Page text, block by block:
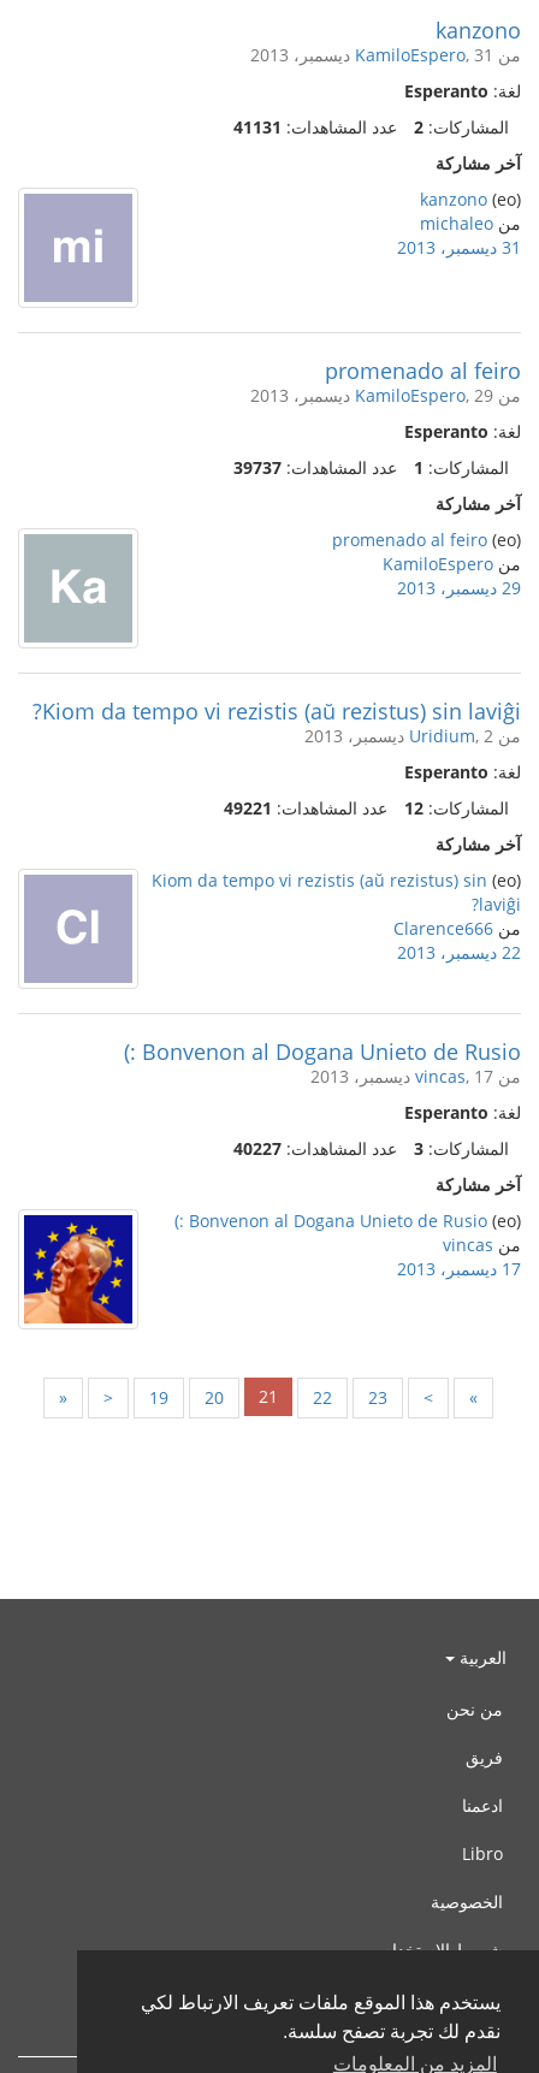
يستخدم هذا الموقع ملفات تعريف الارتباط لكي
نقدم لك تجربة تصفح سلسة.
المزيد من المعلومات
kanzono
من KamiloEspero, 31 ديسمبر، 2013
لغة: Esperanto
المشاركات: 2 عدد المشاهدات: 41131
آخر مشاركة
(eo)
kanzono
من michaleo
31 ديسمبر، 2013
promenado al feiro
من KamiloEspero, 29 ديسمبر، 2013
لغة: Esperanto
المشاركات: 1 عدد المشاهدات: 39737
آخر مشاركة
(eo)
promenado al feiro
من KamiloEspero
29 ديسمبر، 2013
Kiom da tempo vi rezistis (aŭ rezistus) sin laviĝi?
من Uridium, 2 ديسمبر، 2013
لغة: Esperanto
المشاركات: 12 عدد المشاهدات: 49221
آخر مشاركة
(eo)
Kiom da tempo vi rezistis (aŭ rezistus) sin
laviĝi?
من Clarence666
22 ديسمبر، 2013
Bonvenon al Dogana Unieto de Rusio :)
من vincas, 17 ديسمبر، 2013
لغة: Esperanto
المشاركات: 3 عدد المشاهدات: 40227
آخر مشاركة
(eo)
Bonvenon al Dogana Unieto de Rusio :)
من vincas
17 ديسمبر، 2013
« < 19 20 21 22 23 > »
العربية
من نحن
فريق
ادعمنا
Libro
الخصوصية
شروط الإستخدام
اتصل بنا